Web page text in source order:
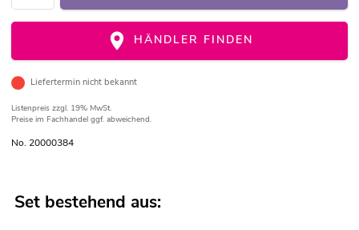
HÄNDLER FINDEN
Liefertermin nicht bekannt
Listenpreis zzgl. 19% MwSt.
Preise im Fachhandel ggf. abweichend.
No. 20000384
Set bestehend aus: